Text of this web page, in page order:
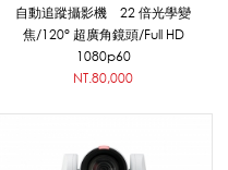
自動追蹤攝影機 22 倍光學變
焦/120° 超廣角鏡頭/Full HD
1080p60
NT.80,000